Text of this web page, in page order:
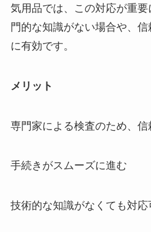
気用品では、この対応が重
門的な知識がない場合や、
に有効です。
メリット
専門家による検査のため、信
手続きがスムーズに進む
技術的な知識がなくても対応